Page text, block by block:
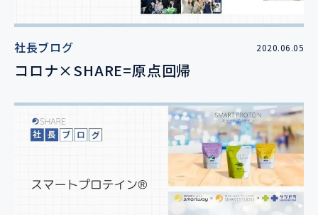
社長ブログ 2020.06.05
コロナ×SHARE=原点回帰